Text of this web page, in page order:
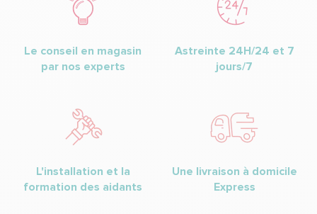
Le conseil en magasin
par nos experts
Astreinte 24H/24 et 7
jours/7
L'installation et la
formation des aidants
Une livraison à domicile
Express